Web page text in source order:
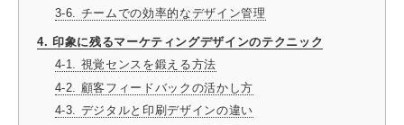
3-6. チームでの効率的なデザイン管理
4. 印象に残るマーケティングデザインのテクニック
4-1. 視覚センスを鍛える方法
4-2. 顧客フィードバックの活かし方
4-3. デジタルと印刷デザインの違い